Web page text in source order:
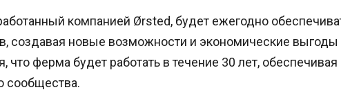
компанией Ørsted, будет ежегодно
создавая новые возможности и экономические
ферма будет работать в течение 30 лет, обеспечивая
сообщества.